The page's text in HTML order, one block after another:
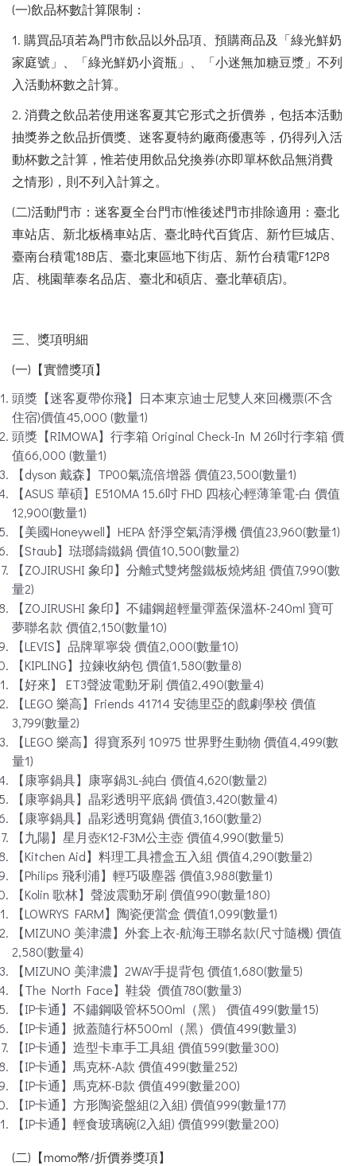
(一)飲品杯數計算限制：
1. 購買品項若為門市飲品以外品項、預購商品及「綠光鮮奶
家庭號」、「綠光鮮奶小資瓶」、「小迷無加糖豆漿」不列
入活動杯數之計算。
2. 消費之飲品若使用迷客夏其它形式之折價券，包括本活動
抽獎券之飲品折價獎、迷客夏特約廠商優惠等，仍得列入活
動杯數之計算，惟若使用飲品兌換券(亦即單杯飲品無消費
之情形)，則不列入計算之。
(二)活動門市：迷客夏全台門市(惟後述門市排除適用：臺北
車站店、新北板橋車站店、臺北時代百貨店、新竹巨城店、
臺南台積電18B店、臺北東區地下街店、新竹台積電F12P8
店、桃園華泰名品店、臺北和碩店、臺北華碩店)。
三、獎項明細
(一)【實體獎項】
頭獎【迷客夏帶你飛】日本東京迪士尼雙人來回機票(不含
住宿)價值45,000 (數量1)
頭獎【RIMOWA】行李箱 Original Check-In M 26吋行李箱 價
值66,000 (數量1)
【dyson 戴森】TP00氣流倍增器 價值23,500(數量1)
【ASUS 華碩】E510MA 15.6吋 FHD 四核心輕薄筆電-白 價值
12,900(數量1)
【美國Honeywell】HEPA 舒淨空氣清淨機 價值23,960(數量1)
【Staub】琺瑯鑄鐵鍋 價值10,500(數量2)
【ZOJIRUSHI 象印】分離式雙烤盤鐵板燒烤組 價值7,990(數
量2)
【ZOJIRUSHI 象印】不鏽鋼超輕量彈蓋保溫杯-240ml 寶可
夢聯名款 價值2,150(數量10)
【LEVIS】品牌單寧袋 價值2,000(數量10)
【KIPLING】拉鍊收納包 價值1,580(數量8)
【好來】 ET3聲波電動牙刷 價值2,490(數量4)
【LEGO 樂高】Friends 41714 安德里亞的戲劇學校 價值
3,799(數量2)
【LEGO 樂高】得寶系列 10975 世界野生動物 價值4,499(數
量1)
【康寧鍋具】康寧鍋3L-純白 價值4,620(數量2)
【康寧鍋具】晶彩透明平底鍋 價值3,420(數量4)
【康寧鍋具】晶彩透明寬鍋 價值3,160(數量2)
【九陽】星月壺K12-F3M公主壺 價值4,990(數量5)
【Kitchen Aid】料理工具禮盒五入組 價值4,290(數量2)
【Philips 飛利浦】輕巧吸塵器 價值3,988(數量1)
【Kolin 歌林】聲波震動牙刷 價值990(數量180)
【LOWRYS FARM】陶瓷便當盒 價值1,099(數量1)
【MIZUNO 美津濃】外套上衣-航海王聯名款(尺寸隨機) 價值
2,580(數量4)
【MIZUNO 美津濃】2WAY手提背包 價值1,680(數量5)
【The North Face】鞋袋 價值780(數量3)
【IP卡通】不鏽鋼吸管杯500ml（黑） 價值499(數量15)
【IP卡通】掀蓋隨行杯500ml（黑）價值499(數量3)
【IP卡通】造型卡車手工具組 價值599(數量300)
【IP卡通】馬克杯-A款 價值499(數量252)
【IP卡通】馬克杯-B款 價值499(數量200)
【IP卡通】方形陶瓷盤組(2入組) 價值999(數量177)
【IP卡通】輕食玻璃碗(2入組) 價值999(數量200)
(二)【momo幣/折價券獎項】